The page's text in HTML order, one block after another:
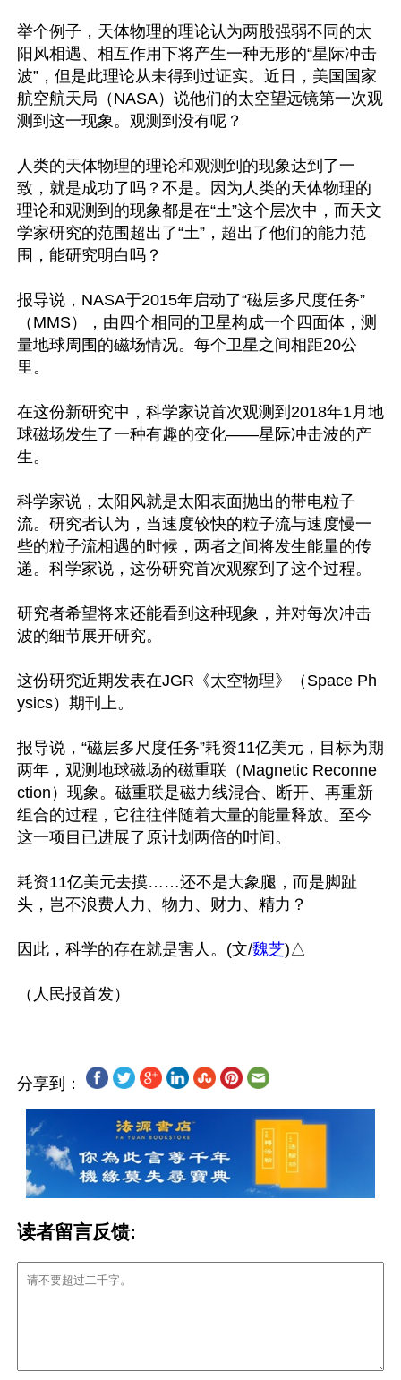
举个例子，天体物理的理论认为两股强弱不同的太
阳风相遇、相互作用下将产生一种无形的“星际冲击
波”，但是此理论从未得到过证实。近日，美国国家
航空航天局（NASA）说他们的太空望远镜第一次观
测到这一现象。观测到没有呢？
人类的天体物理的理论和观测到的现象达到了一
致，就是成功了吗？不是。因为人类的天体物理的
理论和观测到的现象都是在“土”这个层次中，而天文
学家研究的范围超出了“土”，超出了他们的能力范
围，能研究明白吗？
报导说，NASA于2015年启动了“磁层多尺度任务”
（MMS），由四个相同的卫星构成一个四面体，测
量地球周围的磁场情况。每个卫星之间相距20公
里。
在这份新研究中，科学家说首次观测到2018年1月地
球磁场发生了一种有趣的变化——星际冲击波的产
生。
科学家说，太阳风就是太阳表面抛出的带电粒子
流。研究者认为，当速度较快的粒子流与速度慢一
些的粒子流相遇的时候，两者之间将发生能量的传
递。科学家说，这份研究首次观察到了这个过程。
研究者希望将来还能看到这种现象，并对每次冲击
波的细节展开研究。
这份研究近期发表在JGR《太空物理》（Space Ph
ysics）期刊上。
报导说，“磁层多尺度任务”耗资11亿美元，目标为期
两年，观测地球磁场的磁重联（Magnetic Reconne
ction）现象。磁重联是磁力线混合、断开、再重新
组合的过程，它往往伴随着大量的能量释放。至今
这一项目已进展了原计划两倍的时间。
耗资11亿美元去摸……还不是大象腿，而是脚趾
头，岂不浪费人力、物力、财力、精力？
因此，科学的存在就是害人。(文/魏芝)△
分享到：
读者留言反馈: